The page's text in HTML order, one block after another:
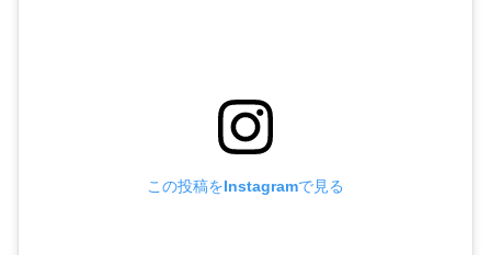
この投稿をInstagramで見る